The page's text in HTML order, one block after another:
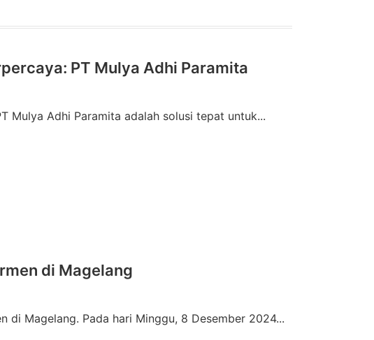
PT Mulya Adhi Paramita
Mulya Adhi Paramita adalah solusi tepat untuk...
di Magelang
di Magelang. Pada hari Minggu, 8 Desember 2024...